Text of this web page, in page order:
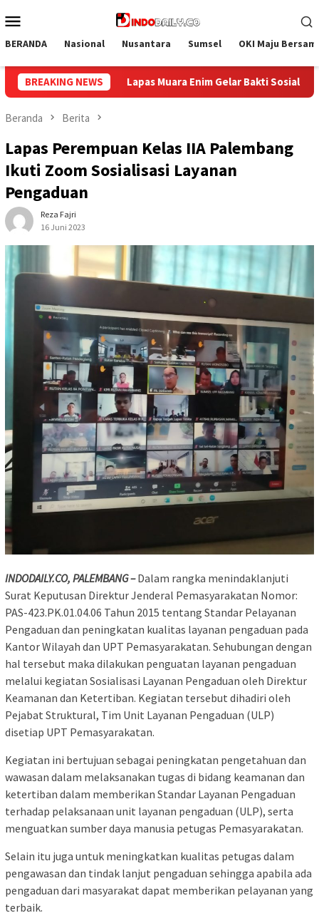
ke
Mobile
BERANDA Nasional Nusantara Sumsel OKI Maju
BREAKING NEWS
Sosial Donor Darah dalam Rangka Memperingati HUT ke-81
Beranda Berita
Lapas Perempuan Kelas IIA Palembang
Ikuti Zoom Sosialisasi Layanan
Pengaduan
Reza Fajri
16 Juni 2023
INDODAILY.CO, PALEMBANG – Dalam rangka menindaklanjuti
Surat Keputusan Direktur Jenderal Pemasyarakatan Nomor:
PAS-423.PK.01.04.06 Tahun 2015 tentang Standar Pelayanan
Pengaduan dan peningkatan kualitas layanan pengaduan pada
Kantor Wilayah dan UPT Pemasyarakatan. Sehubungan dengan
hal tersebut maka dilakukan penguatan layanan pengaduan
melalui kegiatan Sosialisasi Layanan Pengaduan oleh Direktur
Keamanan dan Ketertiban. Kegiatan tersebut dihadiri oleh
Pejabat Struktural, Tim Unit Layanan Pengaduan (ULP)
disetiap UPT Pemasyarakatan.
Kegiatan ini bertujuan sebagai peningkatan pengetahuan dan
wawasan dalam melaksanakan tugas di bidang keamanan dan
ketertiban dalam memberikan Standar Layanan Pengaduan
terhadap pelaksanaan unit layanan pengaduan (ULP), serta
menguatkan sumber daya manusia petugas Pemasyarakatan.
Selain itu juga untuk meningkatkan kualitas petugas dalam
pengawasan dan tindak lanjut pengaduan sehingga apabila ada
pengaduan dari masyarakat dapat memberikan pelayanan yang
terbaik.